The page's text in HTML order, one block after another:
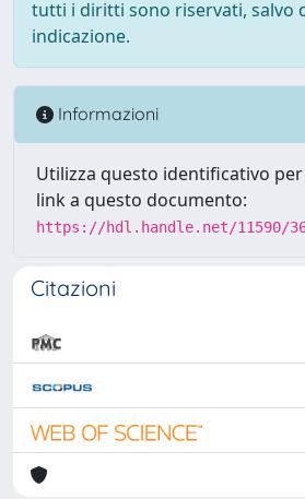
tutti i diritti sono riservati, salvo
indicazione.
Informazioni
Utilizza questo identificativo
link a questo documento:
https://hdl.handle.net/11590/
Citazioni